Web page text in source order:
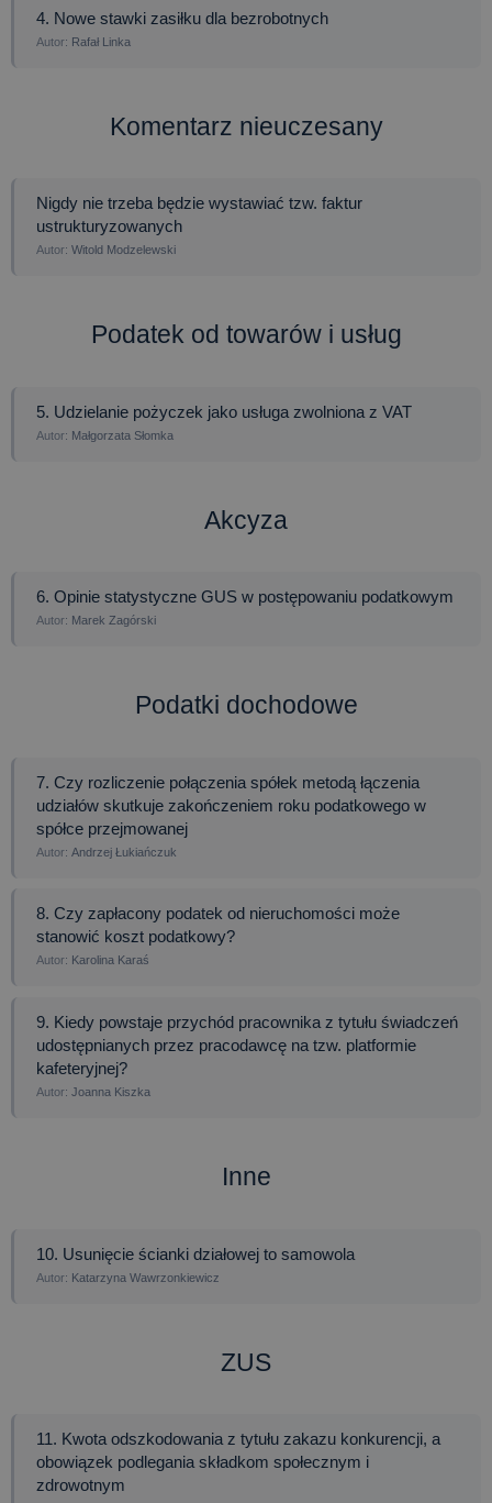
4. Nowe stawki zasiłku dla bezrobotnych
Rafał Linka
Komentarz nieuczesany
Nigdy nie trzeba będzie wystawiać tzw. faktur
ustrukturyzowanych
Witold Modzelewski
Podatek od towarów i usług
5. Udzielanie pożyczek jako usługa zwolniona z VAT
Małgorzata Słomka
Akcyza
6. Opinie statystyczne GUS w postępowaniu podatkowym
Marek Zagórski
Podatki dochodowe
7. Czy rozliczenie połączenia spółek metodą łączenia
udziałów skutkuje zakończeniem roku podatkowego w
spółce przejmowanej
Andrzej Łukiańczuk
8. Czy zapłacony podatek od nieruchomości może
stanowić koszt podatkowy?
Karolina Karaś
9. Kiedy powstaje przychód pracownika z tytułu świadczeń
udostępnianych przez pracodawcę na tzw. platformie
kafeteryjnej?
Joanna Kiszka
Inne
10. Usunięcie ścianki działowej to samowola
Katarzyna Wawrzonkiewicz
ZUS
11. Kwota odszkodowania z tytułu zakazu konkurencji, a
obowiązek podlegania składkom społecznym i
zdrowotnym